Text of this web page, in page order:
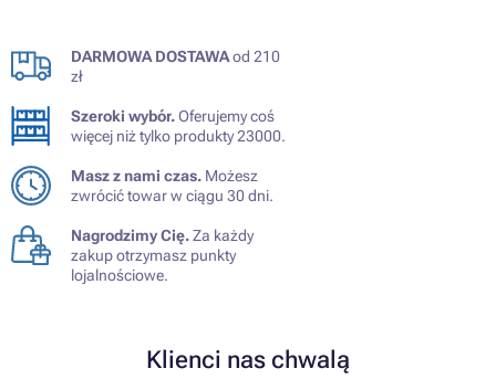
DARMOWA DOSTAWAod 210
zł
Szeroki wybór.Oferujemy coś
więcej niż tylko produkty 23000.
Masz z nami czas. Możesz
zwrócić towar w ciągu 30 dni.
Nagrodzimy Cię.Za każdy
zakup otrzymasz punkty
lojalnościowe.
Klienci nas chwalą